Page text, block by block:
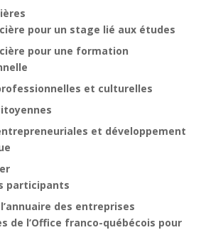
pour un stage lié aux études
pour une formation
et culturelles
et développement
participants
des entreprises
de l’Office franco-québécois pour